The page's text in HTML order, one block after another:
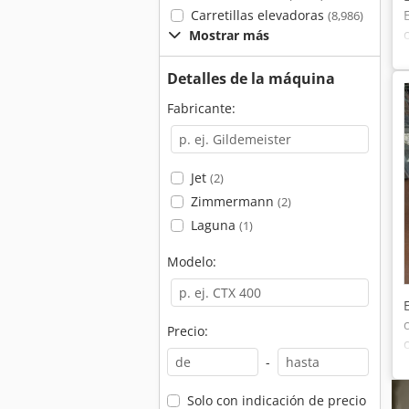
Carretillas elevadoras (8,986)
Mostrar más
Detalles de la máquina
Fabricante:
Jet (2)
Zimmermann (2)
Laguna (1)
Modelo:
Precio:
-
Solo con indicación de precio